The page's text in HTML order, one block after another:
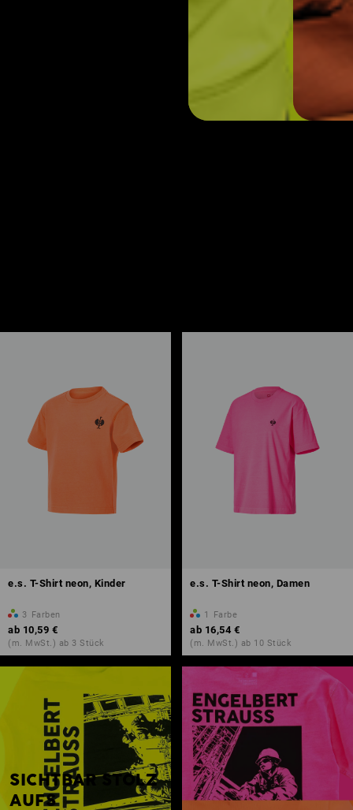
e.s. T-Shirt neon, Kinder
3 Farben
ab 10,59 €
(m. MwSt.) ab 3 Stück
e.s. T-Shirt neon, Damen
1 Farbe
ab 16,54 €
(m. MwSt.) ab 10 Stück
SICHTBAR STOLZ
AUFS